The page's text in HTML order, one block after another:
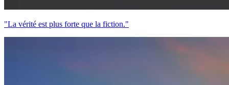
"La vérité est plus forte que la fiction."